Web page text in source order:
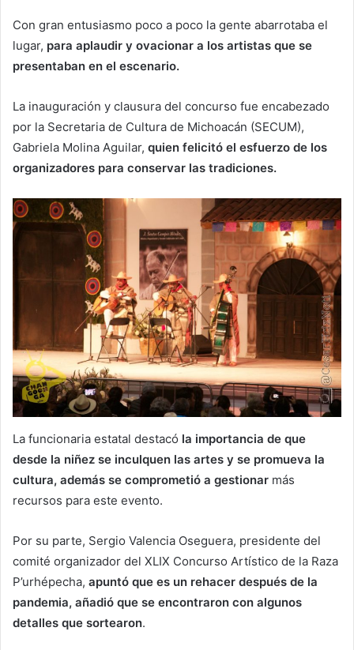
Con gran entusiasmo poco a poco la gente abarrotaba el
lugar, para aplaudir y ovacionar a los artistas que se
presentaban en el escenario.
La inauguración y clausura del concurso fue encabezado
por la Secretaria de Cultura de Michoacán (SECUM),
Gabriela Molina Aguilar, quien felicitó el esfuerzo de los
organizadores para conservar las tradiciones.
La funcionaria estatal destacó la importancia de que
desde la niñez se inculquen las artes y se promueva la
cultura, además se comprometió a gestionar más
recursos para este evento.
Por su parte, Sergio Valencia Oseguera, presidente del
comité organizador del XLIX Concurso Artístico de la Raza
P’urhépecha, apuntó que es un rehacer después de la
pandemia, añadió que se encontraron con algunos
detalles que sortearon.